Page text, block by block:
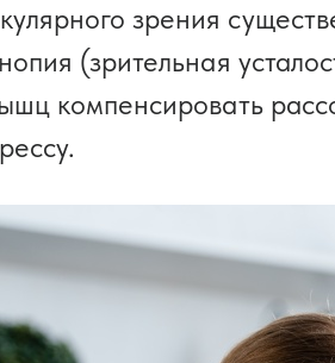
зрения
(зрительная
компенсировать